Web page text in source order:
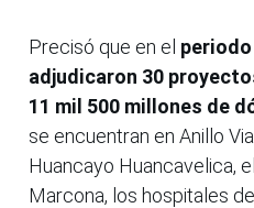
Precisó que en el
adjudicaron 30
11 mil 500 millones de
se encuentran en Anillo
Huancayo Huancavelica,
Marcona, los hospitales